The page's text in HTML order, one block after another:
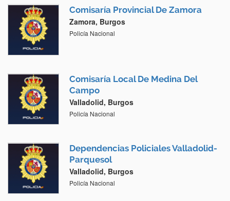
Comisaría Provincial De Zamora
Zamora, Burgos
Policía Nacional
Comisaría Local De Medina Del
Campo
Valladolid, Burgos
Policía Nacional
Dependencias Policiales Valladolid-
Parquesol
Valladolid, Burgos
Policía Nacional